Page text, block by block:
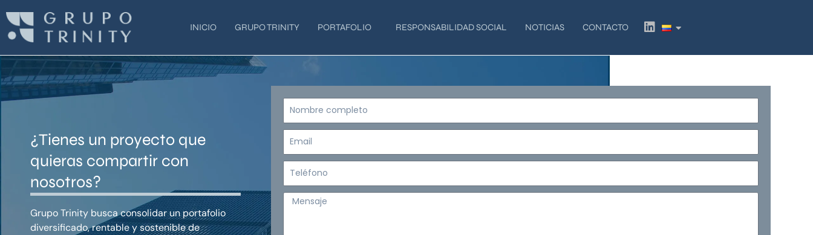
contenido
INICIO GRUPO TRINITY PORTAFOLIO RESPONSABILIDAD SOCIAL NOTICIAS CONTACTO
L
i
k
¿Tienes un proyecto que
quieras compartir con
nosotros?
Grupo Trinity busca consolidar un portafolio
diversificado, rentable y sostenible de
Nombre
Email
Teléfono
Mensaje